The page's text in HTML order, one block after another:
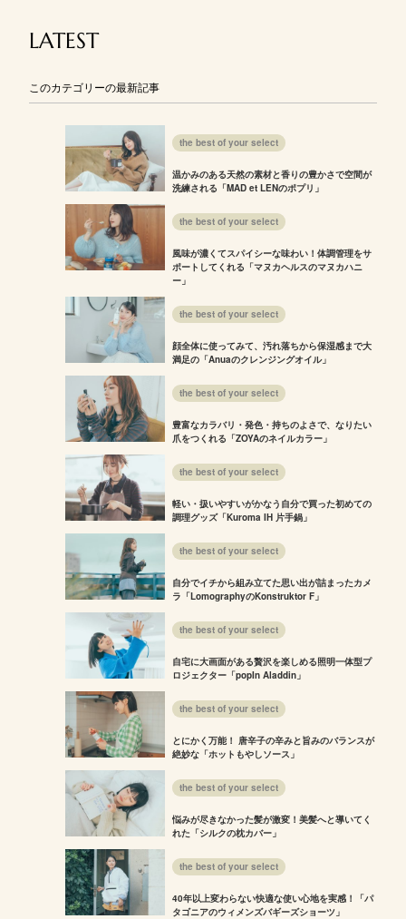
LATEST
このカテゴリーの最新記事
the best of your select
温かみのある天然の素材と香りの豊かさで空間が
洗練される「MAD et LENのポプリ」
the best of your select
風味が濃くてスパイシーな味わい！体調管理をサ
ポートしてくれる「マヌカヘルスのマヌカハニ
ー」
the best of your select
顔全体に使ってみて、汚れ落ちから保湿感まで大
満足の「Anuaのクレンジングオイル」
the best of your select
豊富なカラバリ・発色・持ちのよさで、なりたい
爪をつくれる「ZOYAのネイルカラー」
the best of your select
軽い・扱いやすいがかなう自分で買った初めての
調理グッズ「Kuroma IH 片手鍋」
the best of your select
自分でイチから組み立てた思い出が詰まったカメ
ラ「LomographyのKonstruktor F」
the best of your select
自宅に大画面がある贅沢を楽しめる照明一体型プ
ロジェクター「popIn Aladdin」
the best of your select
とにかく万能！ 唐辛子の辛みと旨みのバランスが
絶妙な「ホットもやしソース」
the best of your select
悩みが尽きなかった髪が激変！美髪へと導いてく
れた「シルクの枕カバー」
the best of your select
40年以上変わらない快適な使い心地を実感！「パ
タゴニアのウィメンズバギーズショーツ」